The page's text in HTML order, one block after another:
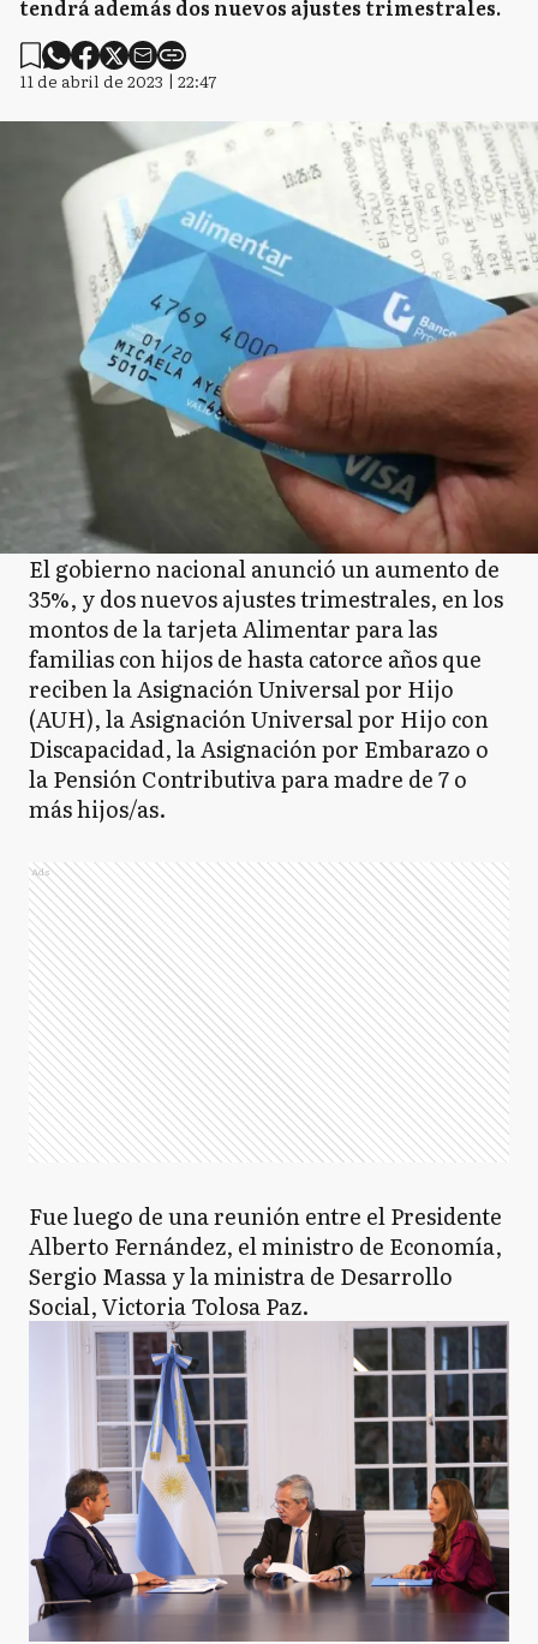
tendrá además dos nuevos ajustes trimestrales.
11 de abril de 2023 | 22:47
El gobierno nacional anunció un aumento de
35%, y dos nuevos ajustes trimestrales, en los
montos de la tarjeta Alimentar para las
familias con hijos de hasta catorce años que
reciben la Asignación Universal por Hijo
(AUH), la Asignación Universal por Hijo con
Discapacidad, la Asignación por Embarazo o
la Pensión Contributiva para madre de 7 o
más hijos/as.
Ads
Fue luego de una reunión entre el Presidente
Alberto Fernández, el ministro de Economía,
Sergio Massa y la ministra de Desarrollo
Social, Victoria Tolosa Paz.